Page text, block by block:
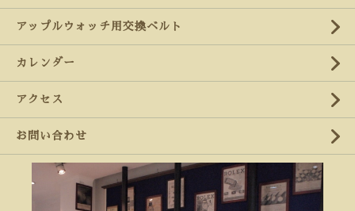
アップルウォッチ用交換ベルト
カレンダー
アクセス
お問い合わせ